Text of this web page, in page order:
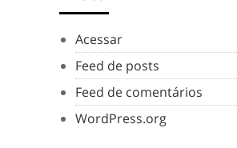
Acessar
Feed de posts
Feed de comentários
WordPress.org